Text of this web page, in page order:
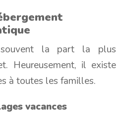
souvent la part la plus
Heureusement, il existe
à toutes les familles.
vacances